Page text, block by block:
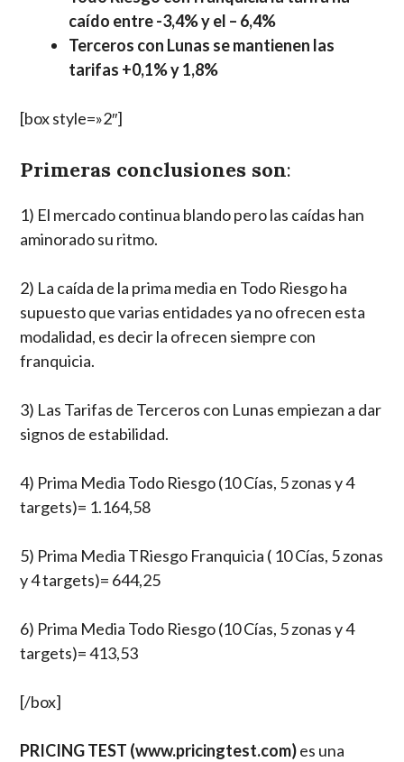
caído entre -3,4% y el – 6,4%
Terceros con Lunas se mantienen las
tarifas +0,1% y 1,8%
[box style=»2″]
Primeras conclusiones son:
1) El mercado continua blando pero las caídas han
aminorado su ritmo.
2) La caída de la prima media en Todo Riesgo ha
supuesto que varias entidades ya no ofrecen esta
modalidad, es decir la ofrecen siempre con
franquicia.
3) Las Tarifas de Terceros con Lunas empiezan a dar
signos de estabilidad.
4) Prima Media Todo Riesgo (10 Cías, 5 zonas y 4
targets)= 1.164,58
5) Prima Media TRiesgo Franquicia ( 10 Cías, 5 zonas
y 4 targets)= 644,25
6) Prima Media Todo Riesgo (10 Cías, 5 zonas y 4
targets)= 413,53
[/box]
PRICING TEST (www.pricingtest.com)es una